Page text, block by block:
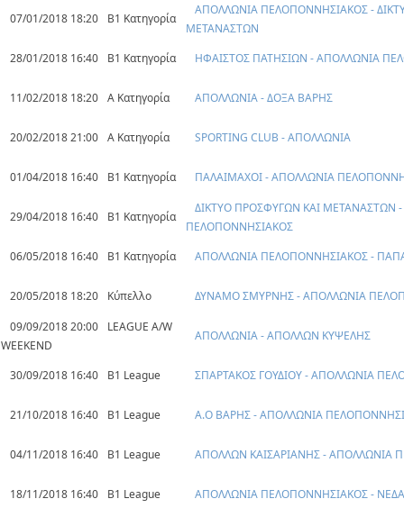
07/01/2018 18:20 Β1 Κατηγορία
ΑΠΟΛΛΩΝΙΑ ΠΕΛΟΠΟΝΝΗΣΙΑΚΟΣ -
ΜΕΤΑΝΑΣΤΩΝ
28/01/2018 16:40
Β1 Κατηγορία ΗΦΑΙΣΤΟΣ ΠΑΤΗΣΙΩΝ - ΑΠΟΛΛΩΝΙΑ
11/02/2018 18:20 Α Κατηγορία ΑΠΟΛΛΩΝΙΑ - ΔΟΞΑ ΒΑΡΗΣ
20/02/2018 21:00 Α Κατηγορία SPORTING CLUB - ΑΠΟΛΛΩΝΙΑ
01/04/2018 16:40 Β1 Κατηγορία ΠΑΛΑΙΜΑΧΟΙ - ΑΠΟΛΛΩΝΙΑ
29/04/2018 16:40 Β1 Κατηγορία
ΔΙΚΤΥΟ ΠΡΟΣΦΥΓΩΝ ΚΑΙ ΜΕΤΑΝΑΣΤΩΝ
ΠΕΛΟΠΟΝΝΗΣΙΑΚΟΣ
06/05/2018 16:40
Β1 Κατηγορία ΑΠΟΛΛΩΝΙΑ ΠΕΛΟΠΟΝΝΗΣΙΑΚΟΣ -
20/05/2018 18:20 Κύπελλο
ΔΥΝΑΜΟ ΣΜΥΡΝΗΣ - ΑΠΟΛΛΩΝΙΑ
09/09/2018 20:00
LEAGUE A/W
WEEKEND
ΑΠΟΛΛΩΝΙΑ - ΑΠΟΛΛΩΝ ΚΥΨΕΛΗΣ
30/09/2018 16:40 B1 League ΣΠΑΡΤΑΚΟΣ ΓΟΥΔΙΟΥ - ΑΠΟΛΛΩΝΙΑ
21/10/2018 16:40 B1 League Α.Ο ΒΑΡΗΣ - ΑΠΟΛΛΩΝΙΑ
04/11/2018 16:40 B1 League ΑΠΟΛΛΩΝ ΚΑΙΣΑΡΙΑΝΗΣ - ΑΠΟΛΛΩΝΙΑ
18/11/2018 16:40 B1 League ΑΠΟΛΛΩΝΙΑ ΠΕΛΟΠΟΝΝΗΣΙΑΚΟΣ - ΝΕΔΑ